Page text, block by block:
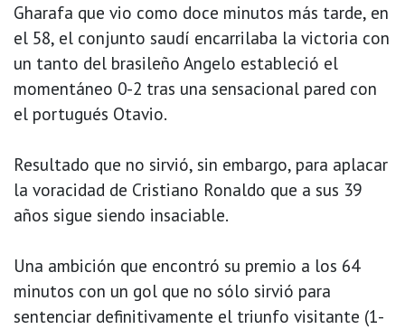
Gharafa que vio como doce minutos más tarde, en
el 58, el conjunto saudí encarrilaba la victoria con
un tanto del brasileño Angelo estableció el
momentáneo 0-2 tras una sensacional pared con
el portugués Otavio.
Resultado que no sirvió, sin embargo, para aplacar
la voracidad de Cristiano Ronaldo que a sus 39
años sigue siendo insaciable.
Una ambición que encontró su premio a los 64
minutos con un gol que no sólo sirvió para
sentenciar definitivamente el triunfo visitante (1-